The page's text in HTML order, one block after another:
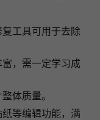
工具可用于去除
，需一定学习成
体质量。
等编辑功能，满